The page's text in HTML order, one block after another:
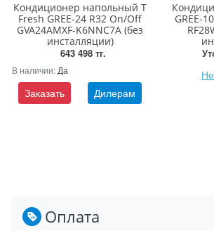
Кондиционер напольный T
Fresh GREE-24 R32 On/Off
GVA24AMXF-K6NNC7A (без
инсталляции)
643 498 тг.
В наличии: Да
Заказать Дилерам
GREE-
Оплата